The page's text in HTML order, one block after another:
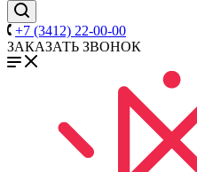
+7 (3412) 22-00-00
ЗАКАЗАТЬ ЗВОНОК